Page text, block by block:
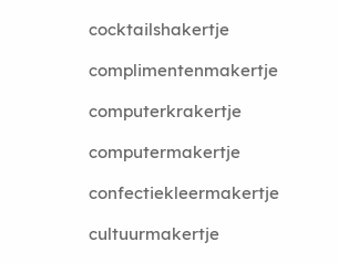
cocktailshakertje
complimentenmakertje
computerkrakertje
computermakertje
confectiekleermakertje
cultuurmakertje